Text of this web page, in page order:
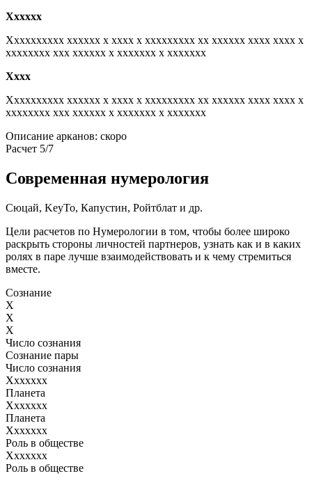
Xxxxxx
Xxxxxxxxxx xxxxxx x xxxx x xxxxxxxxx xx xxxxxx xxxx xxxx x
xxxxxxxx xxx xxxxxx x xxxxxxx x xxxxxxx
Xxxx
Xxxxxxxxxx xxxxxx x xxxx x xxxxxxxxx xx xxxxxx xxxx xxxx x
xxxxxxxx xxx xxxxxx x xxxxxxx x xxxxxxx
Описание арканов: скоро
Расчет 5/7
Современная нумерология
Сюцай, KeyTo, Капустин, Ройтблат и др.
Цели расчетов по Нумерологии в том, чтобы более широко
раскрыть стороны личностей партнеров, узнать как и в каких
ролях в паре лучше взаимодействовать и к чему стремиться
вместе.
Сознание
X
X
X
Число сознания
Сознание пары
Число сознания
Ххххххх
Планета
Ххххххх
Планета
Ххххххх
Роль в обществе
Ххххххх
Роль в обществе